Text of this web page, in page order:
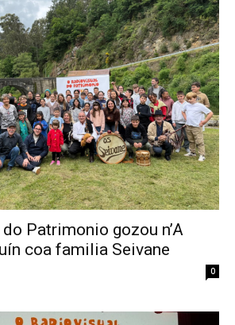
Patrimonio gozou n’A
coa familia Seivane
0